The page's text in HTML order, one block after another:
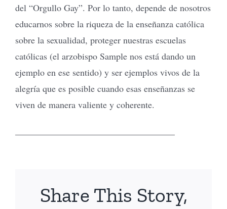
del “Orgullo Gay”. Por lo tanto, depende de nosotros
educarnos sobre la riqueza de la enseñanza católica
sobre la sexualidad, proteger nuestras escuelas
católicas (el arzobispo Sample nos está dando un
ejemplo en ese sentido) y ser ejemplos vivos de la
alegría que es posible cuando esas enseñanzas se
viven de manera valiente y coherente.
Share This Story,